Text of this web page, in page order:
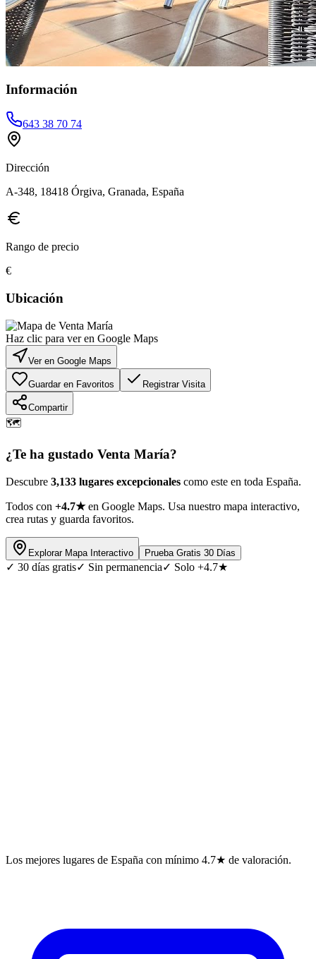
Información
643 38 70 74
Dirección
A-348, 18418 Órgiva, Granada, España
Rango de precio
€
Ubicación
Haz clic para ver en Google Maps
Ver en Google Maps
Guardar en Favoritos Registrar Visita
Compartir
🗺️
¿Te ha gustado Venta María?
Descubre 3,133 lugares excepcionales como este en toda España.
Todos con +4.7★en Google Maps. Usa nuestro mapa interactivo,
crea rutas y guarda favoritos.
Explorar Mapa Interactivo Prueba Gratis 30 Días
✓ 30 días gratis✓ Sin permanencia✓ Solo +4.7★
Los mejores lugares de España con mínimo 4.7★ de valoración.